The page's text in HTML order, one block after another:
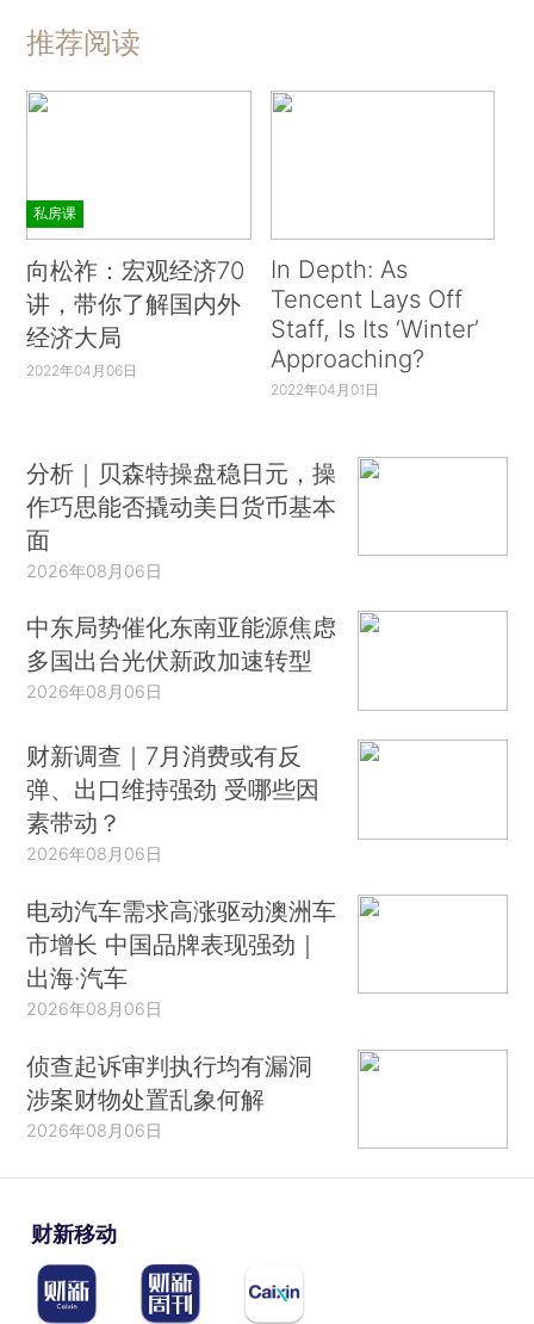
推荐阅读
私房课
向松祚：宏观经济70
讲，带你了解国内外
经济大局
2022年04月06日
In Depth: As
Tencent Lays Off
Staff, Is Its ‘Winter’
Approaching?
2022年04月01日
分析｜贝森特操盘稳日元，操
作巧思能否撬动美日货币基本
面
2026年08月06日
中东局势催化东南亚能源焦虑
多国出台光伏新政加速转型
2026年08月06日
财新调查｜7月消费或有反
弹、出口维持强劲 受哪些因
素带动？
2026年08月06日
电动汽车需求高涨驱动澳洲车
市增长 中国品牌表现强劲｜
出海·汽车
2026年08月06日
侦查起诉审判执行均有漏洞
涉案财物处置乱象何解
2026年08月06日
财新移动